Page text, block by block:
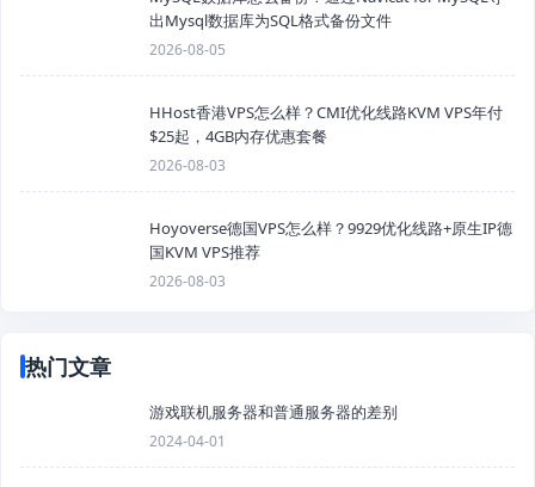
出Mysql数据库为SQL格式备份文件
2026-08-05
HHost香港VPS怎么样？CMI优化线路KVM VPS年付
$25起，4GB内存优惠套餐
2026-08-03
Hoyoverse德国VPS怎么样？9929优化线路+原生IP德
国KVM VPS推荐
2026-08-03
热门文章
游戏联机服务器和普通服务器的差别
2024-04-01